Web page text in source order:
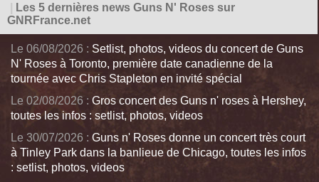
Les 5 dernières news Guns N' Roses sur
GNRFrance.net
Le 06/08/2026 : Setlist, photos, videos du concert de Guns
N' Roses à Toronto, première date canadienne de la
tournée avec Chris Stapleton en invité spécial
Le 02/08/2026 : Gros concert des Guns n' roses à Hershey,
toutes les infos : setlist, photos, videos
Le 30/07/2026 : Guns n' Roses donne un concert très court
à Tinley Park dans la banlieue de Chicago, toutes les infos
: setlist, photos, videos